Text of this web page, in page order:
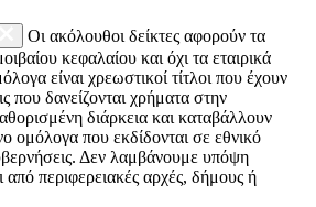
Οι ακόλουθοι δείκτες αφορούν τα
κεφαλαίου και όχι τα εταιρικά
είναι χρεωστικοί τίτλοι που έχουν
που δανείζονται χρήματα στην
διάρκεια και καταβάλλουν
ομόλογα που εκδίδονται σε εθνικό
Δεν λαμβάνουμε υπόψη
από περιφερειακές αρχές, δήμους ή